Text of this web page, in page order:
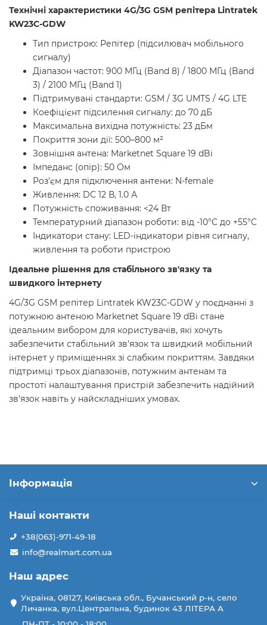
Технічні характеристики 4G/3G GSM репітера Lintratek
KW23C-GDW
Тип пристрою: Репітер (підсилювач мобільного
сигналу)
Діапазон частот: 900 МГц (Band 8) / 1800 МГц (Band
3) / 2100 МГц (Band 1)
Підтримувані стандарти: GSM / 3G UMTS / 4G LTE
Коефіцієнт підсилення сигналу: до 70 дБ
Максимальна вихідна потужність: 23 дБм
Покриття зони дії: 500–800 м²
Зовнішня антена: Marketnet Square 19 dBi
Імпеданс (опір): 50 Ом
Роз'єм для підключення антени: N-female
Живлення: DC 12 В, 1.0 А
Потужність споживання: <24 Вт
Температурний діапазон роботи: від -10°C до +55°C
Індикатори стану: LED-індикатори рівня сигналу,
живлення та роботи пристрою
Ідеальне рішення для стабільного зв'язку та
швидкого інтернету
4G/3G GSM репітер Lintratek KW23C-GDW у поєднанні з
потужною антеною Marketnet Square 19 dBi стане
ідеальним вибором для користувачів, які хочуть
забезпечити стабільний зв'язок та швидкий мобільний
інтернет у приміщеннях зі слабким покриттям. Завдяки
підтримці трьох діапазонів, потужним антенам та
простоті налаштування пристрій забезпечить надійний
зв'язок навіть у найскладніших умовах.
Інформація
Наші контакти
+38(063)-971-49-18
info@realmart.com.ua
Наш адрес
Україна, 08127, Київська обл., Бучанський р-н, село
Личанка, вул.Центральна, будинок 43 ЛІТЕРА А